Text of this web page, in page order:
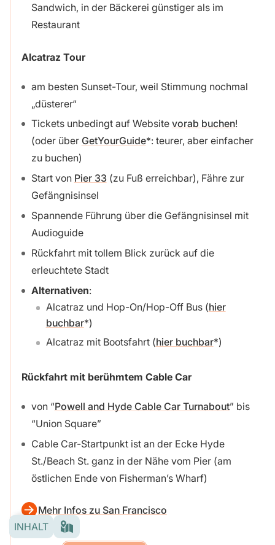
Sandwich, in der Bäckerei günstiger als im
Restaurant
Alcatraz Tour
am besten Sunset-Tour, weil Stimmung nochmal
„düsterer“
Tickets unbedingt auf Website vorab buchen!
(oder über GetYourGuide : teurer, aber einfacher
zu buchen)
Start von Pier 33 (zu Fuß erreichbar), Fähre zur
Gefängnisinsel
Spannende Führung über die Gefängnisinsel mit
Audioguide
Rückfahrt mit tollem Blick zurück auf die
erleuchtete Stadt
Alternativen:
Alcatraz und Hop-On/Hop-Off Bus (hier
buchbar )
Alcatraz mit Bootsfahrt (hier buchbar )
Rückfahrt mit berühmtem Cable Car
von “Powell and Hyde Cable Car Turnabout” bis
“Union Square”
Cable Car-Startpunkt ist an der Ecke Hyde
St./Beach St. ganz in der Nähe vom Pier (am
östlichen Ende von Fisherman’s Wharf)
Mehr Infos zu San Francisco
INHALT